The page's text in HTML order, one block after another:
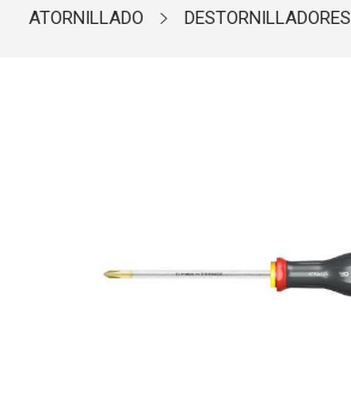
ATORNILLADO
DESTORNILLADORES